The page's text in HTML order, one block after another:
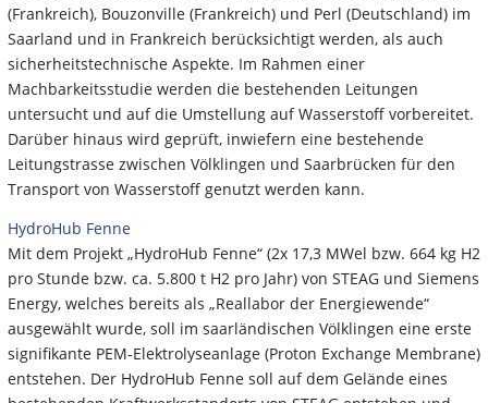
(Frankreich), Bouzonville (Frankreich) und Perl (Deutschland) im
Saarland und in Frankreich berücksichtigt werden, als auch
sicherheitstechnische Aspekte. Im Rahmen einer
Machbarkeitsstudie werden die bestehenden Leitungen
untersucht und auf die Umstellung auf Wasserstoff vorbereitet.
Darüber hinaus wird geprüft, inwiefern eine bestehende
Leitungstrasse zwischen Völklingen und Saarbrücken für den
Transport von Wasserstoff genutzt werden kann.
HydroHub Fenne
Mit dem Projekt „HydroHub Fenne“ (2x 17,3 MWel bzw. 664 kg H2
pro Stunde bzw. ca. 5.800 t H2 pro Jahr) von STEAG und Siemens
Energy, welches bereits als „Reallabor der Energiewende“
ausgewählt wurde, soll im saarländischen Völklingen eine erste
signifikante PEM-Elektrolyseanlage (Proton Exchange Membrane)
entstehen. Der HydroHub Fenne soll auf dem Gelände eines